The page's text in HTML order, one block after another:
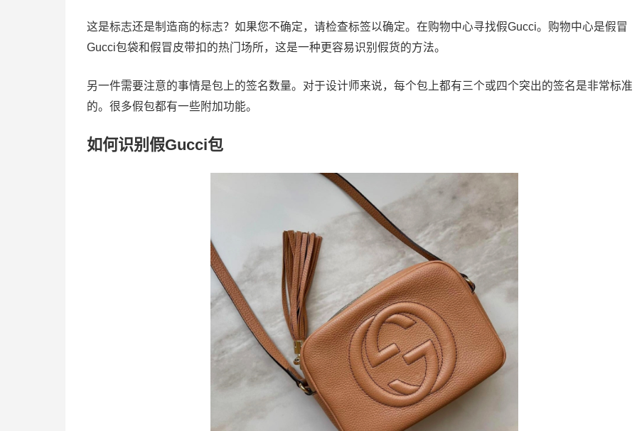
这是标志还是制造商的标志？如果您不确定，请检查标签以确定。在购物中心寻找假Gucci。购物中心是假冒
Gucci包袋和假冒皮带扣的热门场所，这是一种更容易识别假货的方法。
另一件需要注意的事情是包上的签名数量。对于设计师来说，每个包上都有三个或四个突出的签名是非常标准
的。很多假包都有一些附加功能。
如何识别假Gucci包